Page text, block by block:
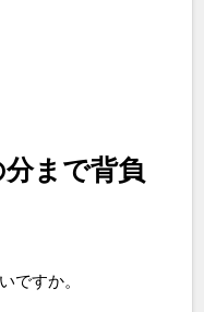
まで背負
ですか。